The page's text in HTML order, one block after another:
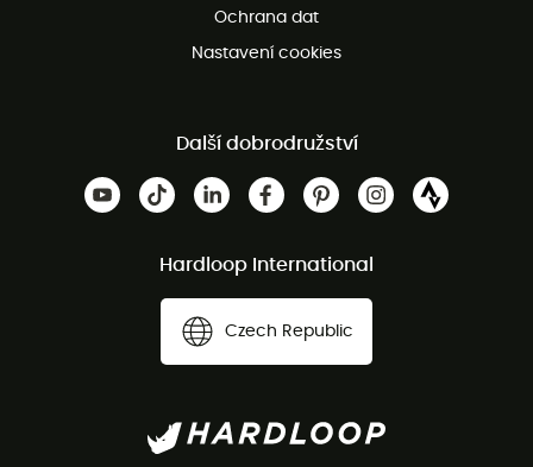
Ochrana dat
Nastavení cookies
Další dobrodružství
Hardloop International
Czech Republic